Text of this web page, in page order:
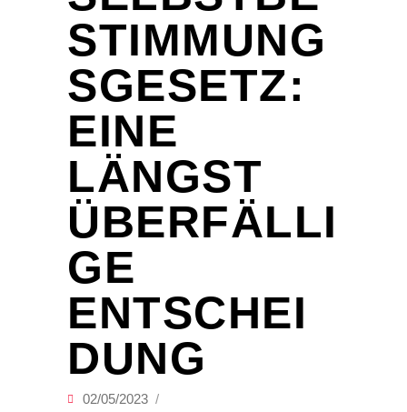
STIMMUNG
SGESETZ:
EINE
LÄNGST
ÜBERFÄLLI
GE
ENTSCHEI
DUNG
02/05/2023